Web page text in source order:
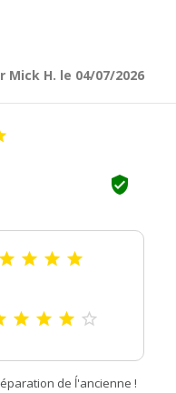
Mick H. le 04/07/2026

   
   
de ĺ'ancienne !